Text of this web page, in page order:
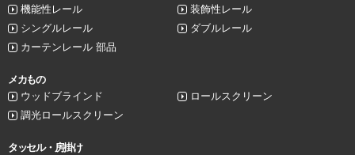
機能性レール
装飾性レール
シングルレール
ダブルレール
カーテンレール 部品
メカもの
ウッドブラインド
ロールスクリーン
調光ロールスクリーン
タッセル・房掛け